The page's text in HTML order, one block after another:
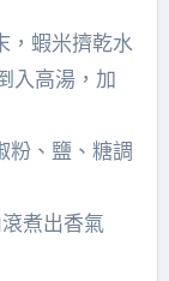
，蝦米擠乾水
入高湯，加
粉、鹽、糖調
煮出香氣